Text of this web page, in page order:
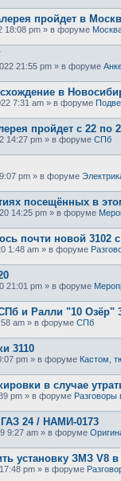
пройдет в
18:08 pm » в форуме
21:55 pm » в форуме
в
7:31 am » в форуме
пройдет с 22 по
14:27 pm » в форуме СПб
pm » в форуме
посещённых в
14:25 pm » в форуме
почти новой 3102
1:48 am » в форуме
21:01 pm » в форуме
и Ралли "10 Озёр"
am » в форуме СПб
3110
pm » в форуме Кастом,
в случае
pm » в форуме Разговоры
24 / НАМИ-0173
9:27 am » в форуме
установку ЗМЗ V8
pm » в форуме